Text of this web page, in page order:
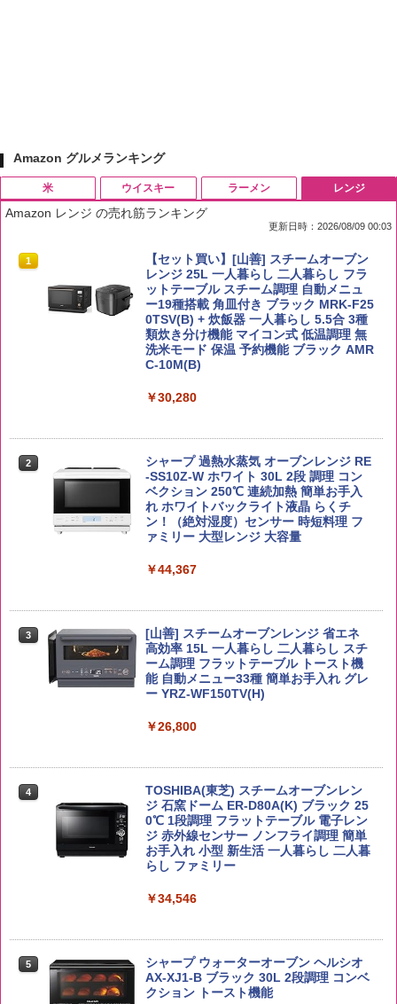
Amazon グルメランキング
米
1 by Amazon 国産ブレンド米 精米 5kg
￥2,650
5kg 長野県産 令和7年産
【在庫処分価格】ももたろう印 無洗米 5
kg 業務用 お米マイスターブレンド
4
新潟ケンベイ【精米】新潟県産にじのき
らめき 5kg 令和7年産
￥5,809
￥3,396
ウイスキー
1
ブラックニッカ ニッカ Nikka ウィスキ
ー4000ml ブラックニッカクリア ウヰス
キー 【日本 アサヒ ウィスキー】 大容量
お得 4リットル
￥4,358
角瓶 2700ml サントリー ウイスキー ハ
角ハイボール 350ml×24本 サントリー ウ
イスキー ハイボール 缶
￥4,927
トリスウイスキー 4000ml サントリー 大
容量 4リットル
￥4,274
白州 Story of the Distillery 2026 化粧箱
入 700ml
￥19,860
ラーメン
1
チキンラーメン どんぶり 85g×12個 日清
食品 インスタント カップ麺
￥1,939
【公式】ブタメン とんこつ味 35g×15個
| 業務用 夜食 カップラーメン ミニカップ
麺 小腹 インスタント アウトドアにも ロ
￥1,288
国分 tabete だし麺 千葉県産はまぐりだ
し 塩らーめん 108g×10袋 保存食 備蓄
￥2,323
カップヌードル カップヌードルPRO シ
ーフードヌードル 高たんぱく&低糖質 さ
らに塩分控えめ 78g×12個
￥3,248
5
カップヌードル カップヌードルPRO し
ょうゆ 高たんぱく&低糖質 さらに塩分控
えめ 75g×12個
￥2,885
レンジ
Amazon レンジ の売れ筋ランキング
更新日時：2026/08/09 00:03
1
【セット買い】[山善] スチームオーブン
レンジ 25L 一人暮らし 二人暮らし フラ
ットテーブル スチーム調理 自動メニュ
ー19種搭載 角皿付き ブラック MRK-F25
0TSV(B) + 炊飯器 一人暮らし 5.5合 3種
類炊き分け機能 マイコン式 低温調理 無
洗米モード 保温 予約機能 ブラック AMR
C-10M(B)
￥30,280
2
シャープ 過熱水蒸気 オーブンレンジ RE
-SS10Z-W ホワイト 30L 2段 調理 コン
ベクション 250℃ 連続加熱 簡単お手入
れ ホワイトバックライト液晶 らくチ
ン！（絶対湿度）センサー 時短料理 フ
ァミリー 大型レンジ 大容量
￥44,367
3
[山善] スチームオーブンレンジ 省エネ
高効率 15L 一人暮らし 二人暮らし スチ
ーム調理 フラットテーブル トースト機
能 自動メニュー33種 簡単お手入れ グレ
ー YRZ-WF150TV(H)
￥26,800
4
TOSHIBA(東芝) スチームオーブンレン
ジ 石窯ドーム ER-D80A(K) ブラック 25
0℃ 1段調理 フラットテーブル 電子レン
ジ 赤外線センサー ノンフライ調理 簡単
お手入れ 小型 新生活 一人暮らし 二人暮
らし ファミリー
￥34,546
5
シャープ ウォーターオーブン ヘルシオ
AX-XJ1-B ブラック 30L 2段調理 コンベ
クション トースト機能